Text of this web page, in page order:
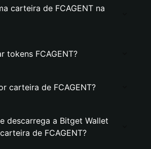
carteira de FCAGENT na
tokens FCAGENT?
carteira de FCAGENT?
descarrega a Bitget Wallet
de FCAGENT?